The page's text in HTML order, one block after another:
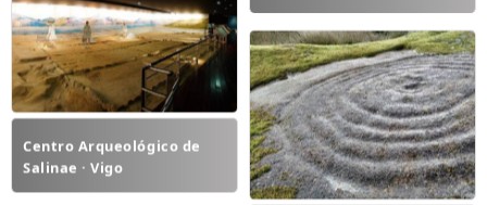
Centro Arqueológico de
Salinae · Vigo